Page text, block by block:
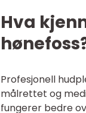
Hva
Profesjonell
målrettet og
fungerer bedre